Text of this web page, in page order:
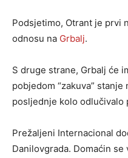
Podsjetimo, Otrant je prvi
odnosu na Grbalj.
S druge strane, Grbalj će
pobjedom “zakuva”
posljednje kolo odlučivalo
Prežaljeni Internacional
Danilovgrada. Domaćin